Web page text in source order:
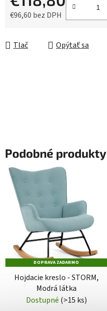
€96,60 bez DPH
Tlač Opýtať sa
Podobné produkty
DOPRAVA ZADARMO
Hojdacie kreslo - STORM,
Modrá látka
Dostupné (>15 ks)